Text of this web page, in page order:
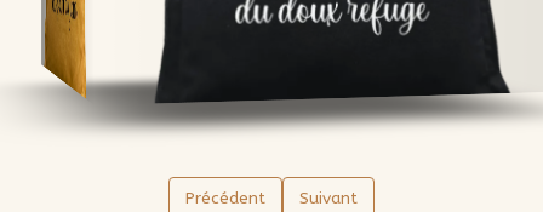
Précédent Suivant